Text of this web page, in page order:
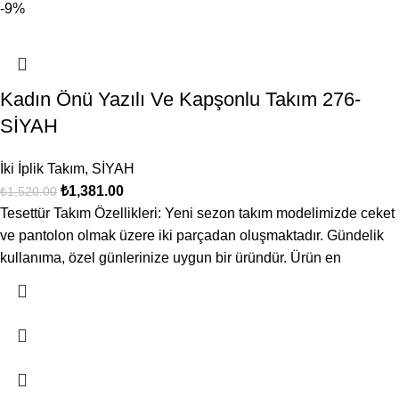
-9%
Kadın Önü Yazılı Ve Kapşonlu Takım 276-
SİYAH
İki İplik Takım, SİYAH
₺1,520.00 ₺1,381.00
Tesettür Takım Özellikleri: Yeni sezon takım modelimizde ceket
ve pantolon olmak üzere iki parçadan oluşmaktadır. Gündelik
kullanıma, özel günlerinize uygun bir üründür. Ürün en